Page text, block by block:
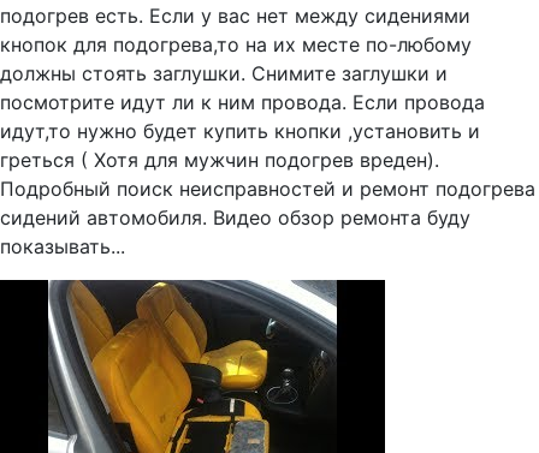
подогрев есть. Если у вас нет между сидениями
кнопок для подогрева,то на их месте по-любому
должны стоять заглушки. Снимите заглушки и
посмотрите идут ли к ним провода. Если провода
идут,то нужно будет купить кнопки ,установить и
греться ( Хотя для мужчин подогрев вреден).
Подробный поиск неисправностей и ремонт подогрева
сидений автомобиля. Видео обзор ремонта буду
показывать...